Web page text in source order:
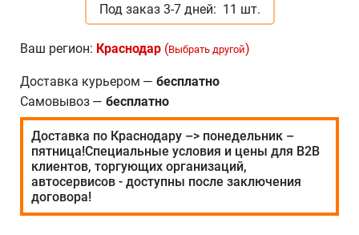
Под заказ 3-7 дней: 11 шт.
Ваш регион: Краснодар (Выбрать другой)
Доставка курьером — бесплатно
Самовывоз — бесплатно
Доставка по Краснодару –> понедельник –
пятница!Специальные условия и цены для В2В
клиентов, торгующих организаций,
автосервисов - доступны после заключения
договора!